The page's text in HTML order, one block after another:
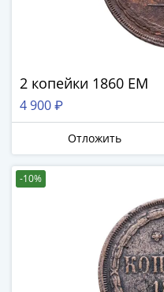
2 копейки 1860 ЕМ
4 900 ₽
Отложить
-10%